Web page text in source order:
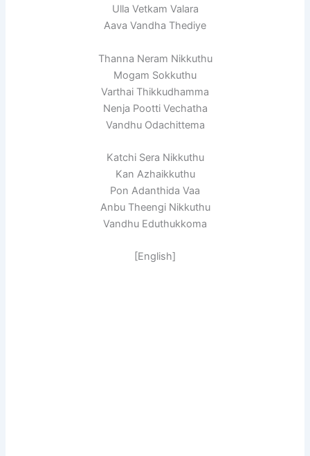
Ulla Vetkam Valara
Aava Vandha Thediye
Thanna Neram Nikkuthu
Mogam Sokkuthu
Varthai Thikkudhamma
Nenja Pootti Vechatha
Vandhu Odachittema
Katchi Sera Nikkuthu
Kan Azhaikkuthu
Pon Adanthida Vaa
Anbu Theengi Nikkuthu
Vandhu Eduthukkoma
[English]